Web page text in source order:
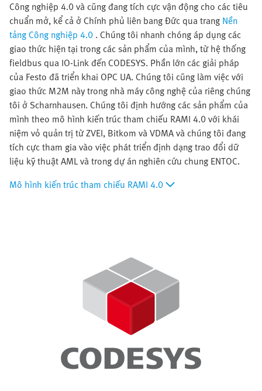
Công nghiệp 4.0 và cũng đang tích cực vận động cho các tiêu
chuẩn mở, kể cả ở Chính phủ liên bang Đức qua trang Nền
tảng Công nghiệp 4.0 . Chúng tôi nhanh chóng áp dụng các
giao thức hiện tại trong các sản phẩm của mình, từ hệ thống
fieldbus qua IO-Link đến CODESYS. Phần lớn các giải pháp
của Festo đã triển khai OPC UA. Chúng tôi cũng làm việc với
giao thức M2M này trong nhà máy công nghệ của riêng chúng
tôi ở Scharnhausen. Chúng tôi định hướng các sản phẩm của
mình theo mô hình kiến trúc tham chiếu RAMI 4.0 với khái
niệm vỏ quản trị từ ZVEI, Bitkom và VDMA và chúng tôi đang
tích cực tham gia vào việc phát triển định dạng trao đổi dữ
liệu kỹ thuật AML và trong dự án nghiên cứu chung ENTOC.
Mô hình kiến trúc tham chiếu RAMI 4.0